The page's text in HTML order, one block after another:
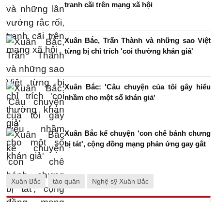
tranh cãi trên mạng xã hội
Xuân Bắc, Trấn Thành và những sao Việt
từng bị chỉ trích 'coi thường khán giả'
Xuân Bắc: 'Câu chuyện của tôi gây hiểu
nhầm cho một số khán giả'
Xuân Bắc kể chuyện 'con chê bánh chưng
bị tát', cộng đồng mạng phản ứng gay gắt
Xuân Bắc táo quân Nghệ sỹ Xuân Bắc